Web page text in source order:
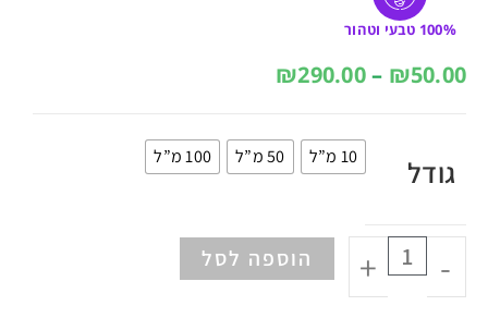
₪50.00
–
₪290.00
גודל 10 מ”ל 50 מ”ל 100 מ”ל
-
+ הוספה לסל
100% טבעי וטהור